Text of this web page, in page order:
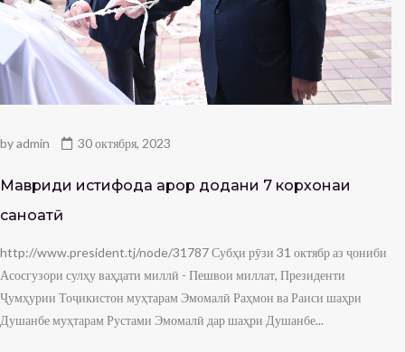
byadmin 30 октября, 2023
Мавриди истифода қарор додани 7 корхонаи
саноатӣ
http://www.president.tj/node/31787 Субҳи рӯзи 31 октябр аз ҷониби
Асосгузори сулҳу ваҳдати миллӣ - Пешвои миллат, Президенти
Ҷумҳурии Тоҷикистон муҳтарам Эмомалӣ Раҳмон ва Раиси шаҳри
Душанбе муҳтарам Рустами Эмомалӣ дар шаҳри Душанбе...